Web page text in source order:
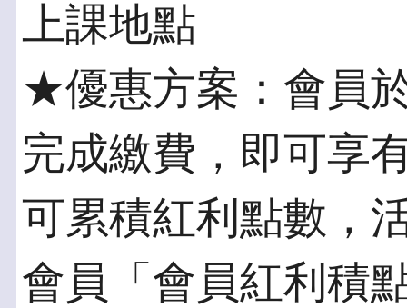
上課地點
★優惠方案：會員
完成繳費，即可享
可累積紅利點數，
會員「會員紅利積